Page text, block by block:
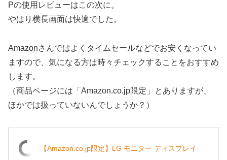
Pの使用レビューはこの次に。
やはり横長画面は快適でした。
Amazonさんではよくタイムセールなどでお安くなってい
ますので、気になる方は時々チェックすることをおすすめ
します。
（商品ページには「Amazon.co.jp限定」とありますが、
ほかでは扱っていないんでしょうか？）
【Amazon.co.jp限定】LG モニター ディスプレイ